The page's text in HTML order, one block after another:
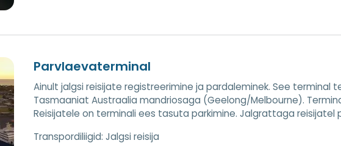
Parvlaevaterminal
Ainult jalgsi reisijate registreerimine ja pardaleminek. See
Tasmaaniat Austraalia mandriosaga (Geelong/Melbourne).
Reisijatele on terminali ees tasuta parkimine. Jalgrattaga reisijatel
Transpordiliigid: Jalgsi reisija